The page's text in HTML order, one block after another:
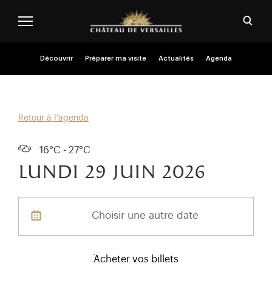
Découvrir Préparer ma visite Actualités Agenda
Retour à l'agenda
16°C - 27°C
lundi 29 juin 2026
Choisir une autre date
Acheter vos billets